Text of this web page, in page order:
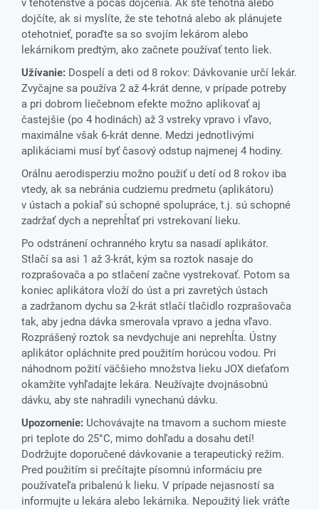
v tehotenstve a počas dojčenia. Ak ste tehotná alebo
dojčíte, ak si myslíte, že ste tehotná alebo ak plánujete
otehotnieť, poraďte sa so svojím lekárom alebo
lekárnikom predtým, ako začnete používať tento liek.
Užívanie: Dospelí a deti od 8 rokov: Dávkovanie určí lekár.
Zvyčajne sa používa 2 až 4-krát denne, v prípade potreby
a pri dobrom liečebnom efekte možno aplikovať aj
častejšie (po 4 hodinách) až 3 vstreky vpravo i vľavo,
maximálne však 6-krát denne. Medzi jednotlivými
aplikáciami musí byť časový odstup najmenej 4 hodiny.
Orálnu aerodisperziu možno použiť u detí od 8 rokov iba
vtedy, ak sa nebránia cudziemu predmetu (aplikátoru)
v ústach a pokiaľ sú schopné spolupráce, t.j. sú schopné
zadržať dych a neprehĺtať pri vstrekovaní lieku.
Po odstránení ochranného krytu sa nasadí aplikátor.
Stlačí sa asi 1 až 3-krát, kým sa roztok nasaje do
rozprašovača a po stlačení začne vystrekovať. Potom sa
koniec aplikátora vloží do úst a pri zavretých ústach
a zadržanom dychu sa 2-krát stlačí tlačidlo rozprašovača
tak, aby jedna dávka smerovala vpravo a jedna vľavo.
Rozprášený roztok sa nevdychuje ani neprehĺta. Ústny
aplikátor opláchnite pred použitím horúcou vodou. Pri
náhodnom požití väčšieho množstva lieku JOX dieťaťom
okamžite vyhľadajte lekára. Neužívajte dvojnásobnú
dávku, aby ste nahradili vynechanú dávku.
Upozornenie: Uchovávajte na tmavom a suchom mieste
pri teplote do 25°C, mimo dohľadu a dosahu detí!
Dodržujte doporučené dávkovanie a terapeutický režim.
Pred použitím si prečítajte písomnú informáciu pre
používateľa pribalenú k lieku. V prípade nejasností sa
informujte u lekára alebo lekárnika. Nepoužitý liek vráťte